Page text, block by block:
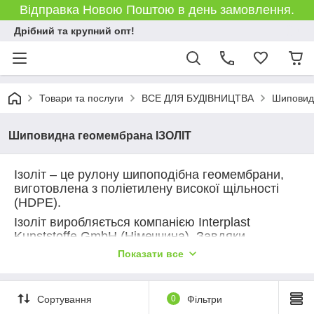
Відправка Новою Поштою в день замовлення.
Дрібний та крупний опт!
Товари та послуги ВСЕ ДЛЯ БУДІВНИЦТВА
Шиповидна геомембрана ІЗОЛІТ
Ізоліт – це рулону шипоподібна геомембрани,
виготовлена з поліетилену високої щільності
(HDPE).
Ізоліт виробляється компанією Interplast
Kunststoffe GmbH (Німеччина). Завдяки
використанню якісної сировини, суворій системі
багаторічному досвіду виробника, геомембрана
Ізоліт® наділена високими механічними та
експлуатаційними характеристиками, що
Показати все
Сортування 0 Фільтри